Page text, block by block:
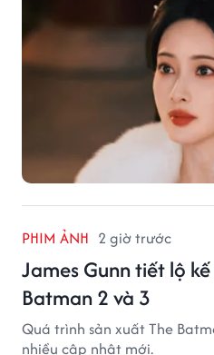
PHIM ẢNH 2 giờ trước
James Gunn tiết lộ
Batman 2 và 3
Quá trình sản xuất The
nhiều cập nhật mới.